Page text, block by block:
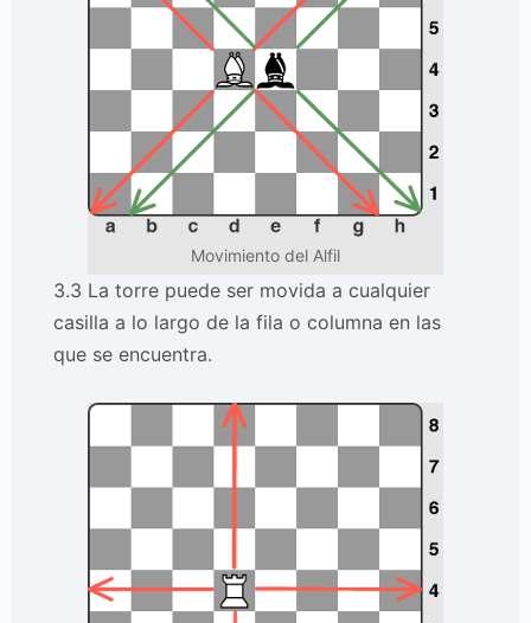
Movimiento del Alfil
3.3 La torre puede ser movida a cualquier
casilla a lo largo de la fila o columna en las
que se encuentra.